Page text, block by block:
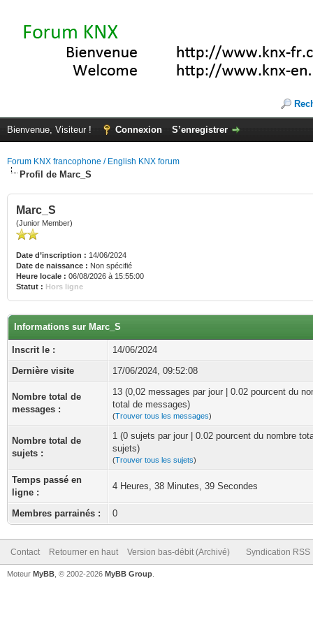
Bienvenue, Visiteur ! Connexion S’enregistrer
Forum KNX francophone / English KNX forum
Profil de Marc_S
Marc_S
(Junior Member)
Date d’inscription : 14/06/2024
Date de naissance : Non spécifié
Heure locale : 06/08/2026 à 15:55:00
Statut : Hors ligne
Informations sur Marc_S
Inscrit le :
14/06/2024
Dernière visite
17/06/2024, 09:52:08
Nombre total de
messages :
13 (0,02 messages par jour | 0.02 pourcent du
total de messages)
(Trouver tous les messages)
Nombre total de
sujets :
1 (0 sujets par jour | 0.02 pourcent du nombre
sujets)
(Trouver tous les sujets)
Temps passé en
ligne :
4 Heures, 38 Minutes, 39 Secondes
Membres parrainés : 0
Contact Retourner en haut Version bas-débit (Archivé) Syndication RSS
Moteur MyBB , © 2002-2026 MyBB Group